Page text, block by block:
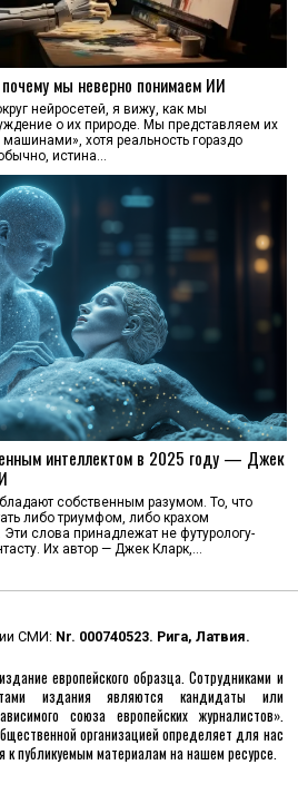
мы неверно понимаем ИИ
нейросетей, я вижу, как мы
о их природе. Мы представляем их
хотя реальность гораздо
истина…
интеллектом в 2025 году — Джек
собственным разумом. То, что
либо триумфом, либо крахом
слова принадлежат не футурологу-
Их автор — Джек Кларк,…
СМИ: Nr. 000740523. Рига, Латвия.
европейского образца. Сотрудниками и
издания являются кандидаты или
союза европейских журналистов».
организацией определяет для нас
к публикуемым материалам на нашем ресурсе.